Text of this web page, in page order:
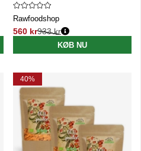
Rawfoodshop
560 kr
Normalpris:
933 kr
KØB NU
40%